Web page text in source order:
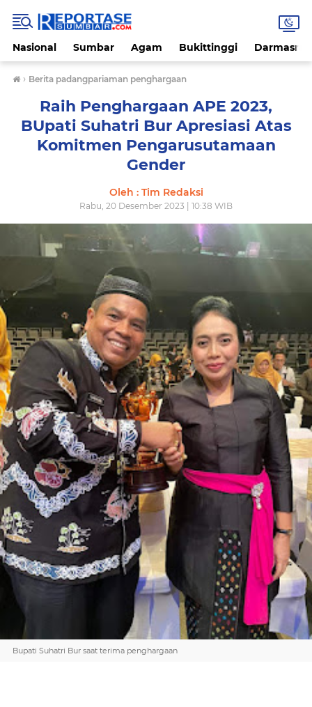
Nasional Sumbar Agam Bukittinggi
› Berita padangpariaman penghargaan
Raih Penghargaan APE 2023,
BUpati Suhatri Bur Apresiasi Atas
Komitmen Pengarusutamaan
Gender
Oleh : Tim Redaksi
Rabu, 20 Desember 2023 | 10:38 WIB
Bupati Suhatri Bur saat terima penghargaan